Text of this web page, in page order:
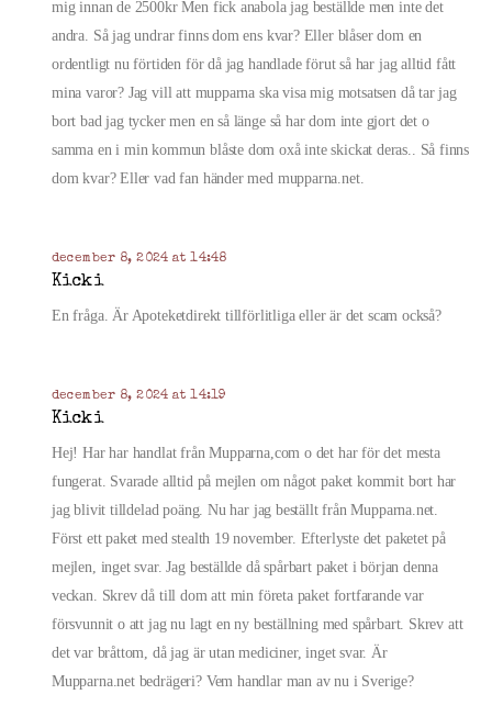
mig innan de 2500kr Men fick anabola jag beställde men inte det
andra. Så jag undrar finns dom ens kvar? Eller blåser dom en
ordentligt nu förtiden för då jag handlade förut så har jag alltid fått
mina varor? Jag vill att mupparna ska visa mig motsatsen då tar jag
bort bad jag tycker men en så länge så har dom inte gjort det o
samma en i min kommun blåste dom oxå inte skickat deras.. Så finns
dom kvar? Eller vad fan händer med mupparna.net.
december 8, 2024 at 14:48
Kicki
En fråga. Är Apoteketdirekt tillförlitliga eller är det scam också?
december 8, 2024 at 14:19
Kicki
Hej! Har har handlat från Mupparna,com o det har för det mesta
fungerat. Svarade alltid på mejlen om något paket kommit bort har
jag blivit tilldelad poäng. Nu har jag beställt från Mupparna.net.
Först ett paket med stealth 19 november. Efterlyste det paketet på
mejlen, inget svar. Jag beställde då spårbart paket i början denna
veckan. Skrev då till dom att min företa paket fortfarande var
försvunnit o att jag nu lagt en ny beställning med spårbart. Skrev att
det var bråttom, då jag är utan mediciner, inget svar. Är
Mupparna.net bedrägeri? Vem handlar man av nu i Sverige?